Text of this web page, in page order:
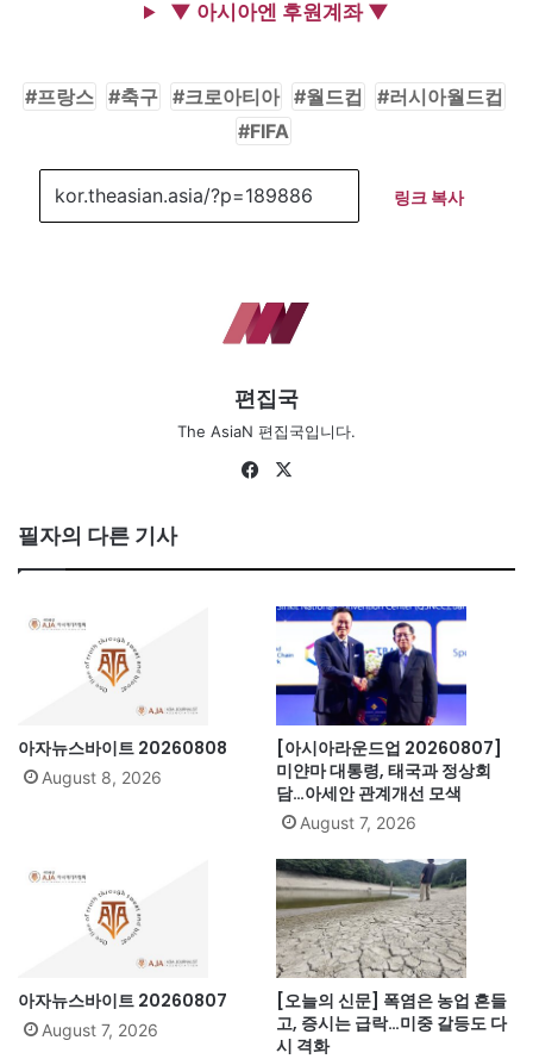
▼ 아시아엔 후원계좌 ▼
프랑스 축구 크로아티아 월드컵
러시아월드컵
FIFA
링크 복사
편집국
The AsiaN 편집국입니다.
Fa
필자의 다른 기사
아자뉴스바이트 20260808
August 8, 2026
[아시아라운드업 20260807]
미얀마 대통령, 태국과 정상회
담…아세안 관계개선 모색
August 7, 2026
아자뉴스바이트 20260807
August 7, 2026
[오늘의 신문] 폭염은 농업 흔들
고, 증시는 급락…미중 갈등도 다
시 격화